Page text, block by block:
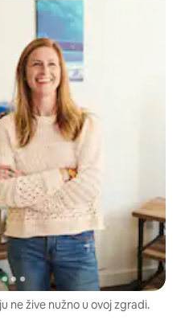
ne žive nužno u ovoj zgradi.